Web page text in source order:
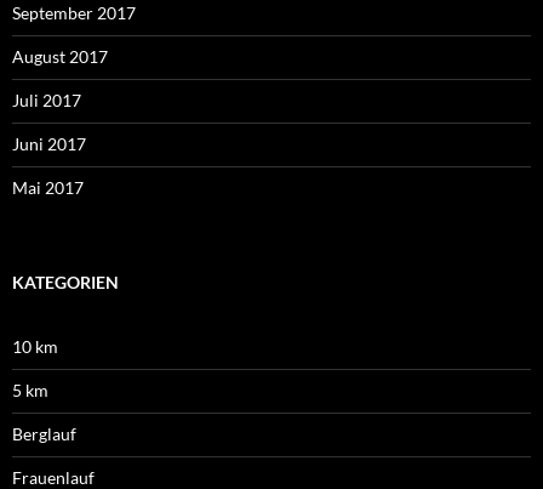
September 2017
August 2017
Juli 2017
Juni 2017
Mai 2017
KATEGORIEN
10 km
5 km
Berglauf
Frauenlauf